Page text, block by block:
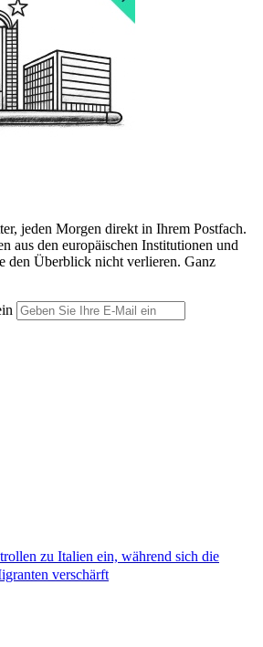
jeden Morgen direkt in Ihrem Postfach.
aus den europäischen Institutionen und
den Überblick nicht verlieren. Ganz
zu Italien ein, während sich die
verschärft